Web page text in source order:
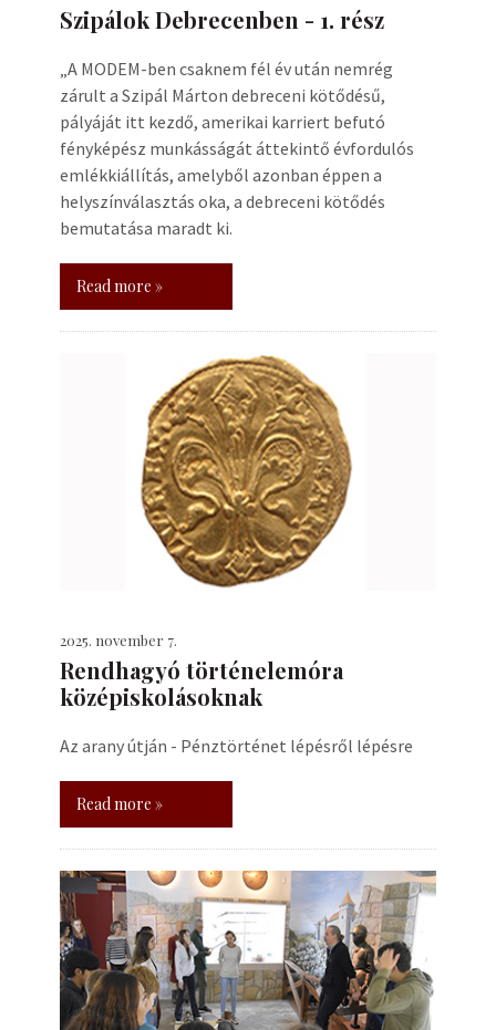
Szipálok Debrecenben - 1. rész
„A MODEM-ben csaknem fél év után nemrég
zárult a Szipál Márton debreceni kötődésű,
pályáját itt kezdő, amerikai karriert befutó
fényképész munkásságát áttekintő évfordulós
emlékkiállítás, amelyből azonban éppen a
helyszínválasztás oka, a debreceni kötődés
bemutatása maradt ki.
Read more »
2025. november 7.
Rendhagyó történelemóra
középiskolásoknak
Az arany útján - Pénztörténet lépésről lépésre
Read more »